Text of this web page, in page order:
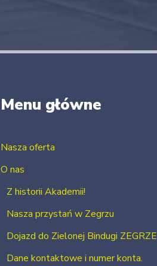
Menu główne
Nasza oferta
O nas
Z historii Akademii!
Nasza przystań w Zegrzu
Dojazd do Zielonej Bindugi ZEGRZE
Dane kontaktowe i numer konta.